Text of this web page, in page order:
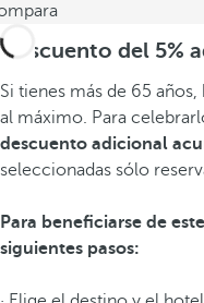
Descuento del 5%
Si tienes más de 65
al máximo. Para
descuento adicional
seleccionadas sólo
Para beneficiarse de
siguientes pasos: